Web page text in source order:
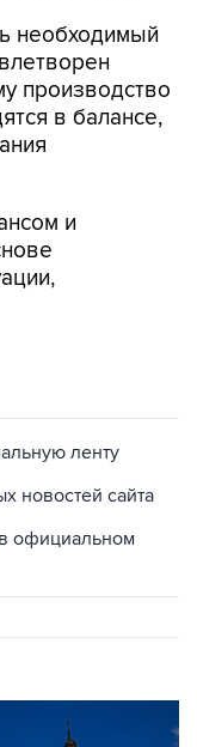
необходимый
производство
в балансе,
и
ленту
новостей сайта
официальном